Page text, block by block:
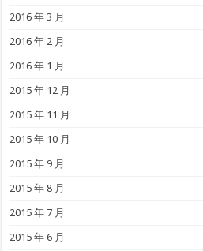
2016 年 3 月
2016 年 2 月
2016 年 1 月
2015 年 12 月
2015 年 11 月
2015 年 10 月
2015 年 9 月
2015 年 8 月
2015 年 7 月
2015 年 6 月